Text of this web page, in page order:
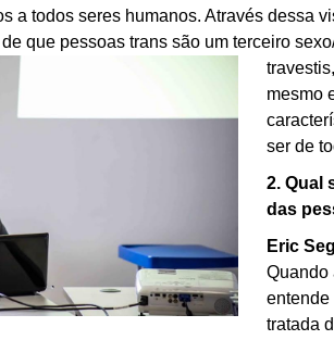
a todos seres humanos. Através dessa
que pessoas trans são um terceiro
mesmo
ser de
2. Qual
das
Eric
Quando
entende
tratada